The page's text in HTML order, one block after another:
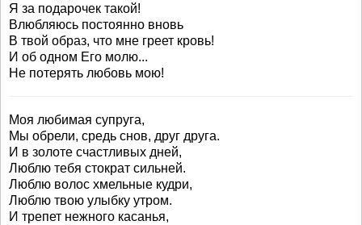
Я за подарочек такой!
Влюбляюсь постоянно вновь
В твой образ, что мне греет кровь!
И об одном Его молю...
Не потерять любовь мою!
Моя любимая супруга,
Мы обрели, средь снов, друг друга.
И в золоте счастливых дней,
Люблю тебя стократ сильней.
Люблю волос хмельные кудри,
Люблю твою улыбку утром.
И трепет нежного касанья,